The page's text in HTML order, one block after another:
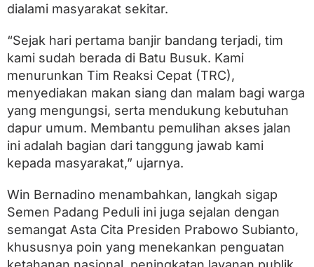
dialami masyarakat sekitar.
“Sejak hari pertama banjir bandang terjadi, tim
kami sudah berada di Batu Busuk. Kami
menurunkan Tim Reaksi Cepat (TRC),
menyediakan makan siang dan malam bagi warga
yang mengungsi, serta mendukung kebutuhan
dapur umum. Membantu pemulihan akses jalan
ini adalah bagian dari tanggung jawab kami
kepada masyarakat,” ujarnya.
Win Bernadino menambahkan, langkah sigap
Semen Padang Peduli ini juga sejalan dengan
semangat Asta Cita Presiden Prabowo Subianto,
khususnya poin yang menekankan penguatan